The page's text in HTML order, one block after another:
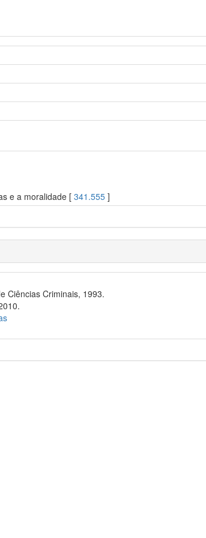
e a moralidade [341.555 ]
Ciências Criminais, 1993.